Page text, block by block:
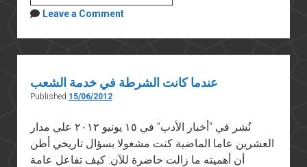
وانهيار
الطب
الشرعى
Leave a Comment
عندما كانت الشرطة في خدمة الشعب
Published 15/06/2012
نُشر في “أخبار الأدب” في ١٥ يونيو ٢٠١٢ علي مدار
العشرين عاما الماضية كنت مشغولا بسؤال تاريخي أظن
أن أهميته ما زالت حاضرة للآن: كيف تفاعل عامة